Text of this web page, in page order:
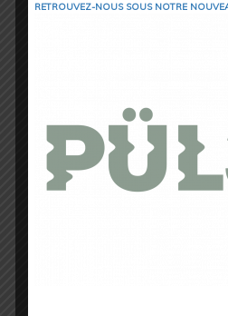
RETROUVEZ-NOUS SOUS NOTRE